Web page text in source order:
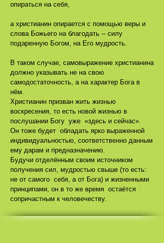
опираться на себя,
а христианин опирается с помощью веры и
слова Божьего на благодать -- силу
подаренную Богом, на Его мудрость.
В таком случае, самовыражение христианина
должно указывать не на свою
самодостаточность, а на характер Бога в
нём.
Христианин призван жить жизнью
воскресения, то есть новой жизнью в
послушании Богу уже «здесь и сейчас».
Он тоже будет обладать ярко выраженной
индивидуальностью, соответственно данным
ему дарам и предназначению.
Будучи отделённым своим источником
получения сил, мудростью свыше (то есть:
не от самого себя, а от Бога) и жизненными
принципами, он в то же время остаётся
сопричастным к человечеству.